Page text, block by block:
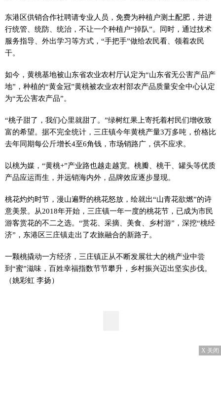
东港区供销合作社聘请专业人员，免费为种植户测土配肥，并进
行统管、统防、统治，不让一个种植户“掉队”。同时，通过技术
服务指导、外出学习等方式，“手把手”做给农民看、领着农民
干。
如今，黄桃基地被山东省农业农村厅认定为“山东省无公害产品产
地”，种植的“黄金冠”黄桃被农业农村部农产品质量安全中心认定
为“无公害农产品”。
“桃子甜了，我们心里就甜了。”绿树红果上寄托着村民们增收致
富的希望。据不完全统计，三庄镇今年黄桃产量3万多吨，价格比
去年同期每公斤增长4至6角钱，市场销路广，供不应求。
以桃为媒，“黄桃+”产业路也越走越宽。桃瓣、桃干、罐头等优质
产品应运而生，并远销海内外，品牌效应逐步显现。
桃花灼灼时节，漫山遍野的桃花怒放，绘就出“山青花欲燃”的诗
意美景。从2018年开始，三庄镇一年一度的桃花节，已成为市民
游客赏花的不二之选。“赏花、采摘、美食、乡村游”，深挖“桃经
济”，东港区三庄镇走出了农旅融合的新路子。
一颗桃撬动一方经济，三庄镇正从不断发展壮大的桃产业中尝
到“蜜”滋味，百姓幸福指数节节攀升，乡村振兴迈出坚实步伐。
（姚彩虹 李扬）
X 关闭